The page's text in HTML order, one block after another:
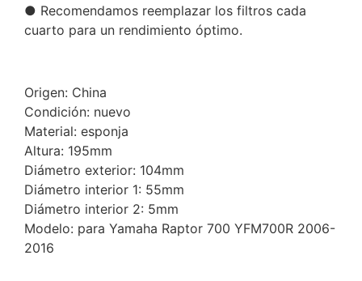
● Recomendamos reemplazar los filtros cada
cuarto para un rendimiento óptimo.
Origen: China
Condición: nuevo
Material: esponja
Altura: 195mm
Diámetro exterior: 104mm
Diámetro interior 1: 55mm
Diámetro interior 2: 5mm
Modelo: para Yamaha Raptor 700 YFM700R 2006-
2016